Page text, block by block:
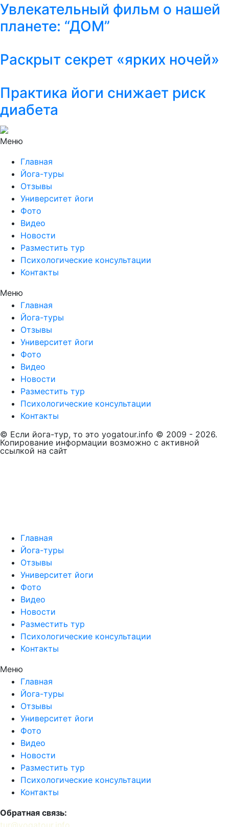
Увлекательный фильм о нашей
планете: “ДОМ”
Раскрыт секрет «ярких ночей»
Практика йоги снижает риск
диабета
Меню
Главная
Йога-туры
Отзывы
Университет йоги
Фото
Видео
Новости
Разместить тур
Психологические консультации
Контакты
Меню
Главная
Йога-туры
Отзывы
Университет йоги
Фото
Видео
Новости
Разместить тур
Психологические консультации
Контакты
© Если йога-тур, то это yogatour.info © 2009 - 2026.
Копирование информации возможно с активной
ссылкой на сайт
Главная
Йога-туры
Отзывы
Университет йоги
Фото
Видео
Новости
Разместить тур
Психологические консультации
Контакты
Меню
Главная
Йога-туры
Отзывы
Университет йоги
Фото
Видео
Новости
Разместить тур
Психологические консультации
Контакты
Обратная связь:
tur@yogatour.info